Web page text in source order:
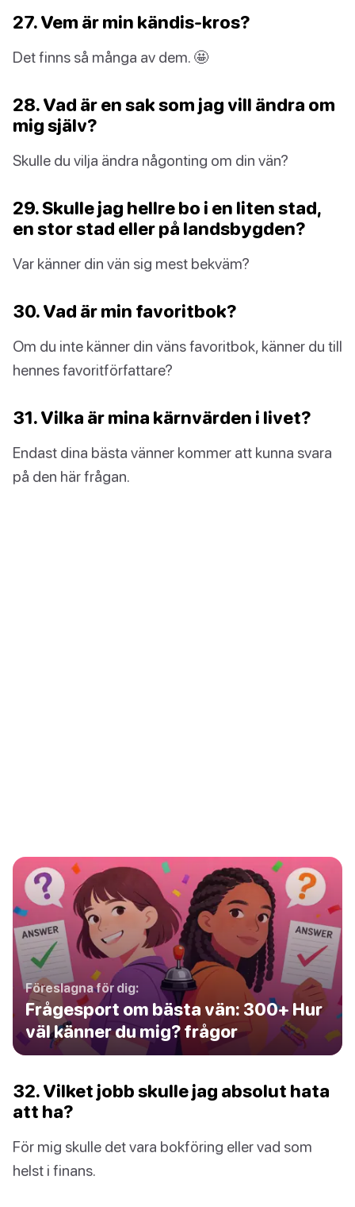
27. Vem är min kändis-kros?
Det finns så många av dem. 🤩
28. Vad är en sak som jag vill ändra om
mig själv?
Skulle du vilja ändra någonting om din vän?
29. Skulle jag hellre bo i en liten stad,
en stor stad eller på landsbygden?
Var känner din vän sig mest bekväm?
30. Vad är min favoritbok?
Om du inte känner din väns favoritbok, känner du till
hennes favoritförfattare?
31. Vilka är mina kärnvärden i livet?
Endast dina bästa vänner kommer att kunna svara
på den här frågan.
Föreslagna för dig:
Frågesport om bästa vän: 300+ Hur
väl känner du mig? frågor
32. Vilket jobb skulle jag absolut hata
att ha?
För mig skulle det vara bokföring eller vad som
helst i finans.